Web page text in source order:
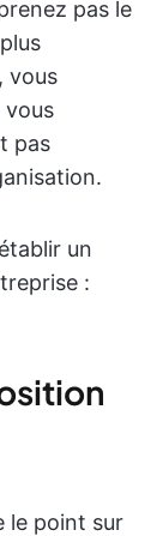
pas le
vous
pas
un
:
le point sur